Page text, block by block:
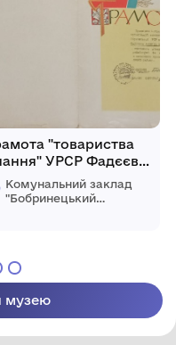
"товариства
УРСР Фадєєву
головному лікарю
Комунальний заклад
"Бобринецький
Бобринецької
міської ради
музею